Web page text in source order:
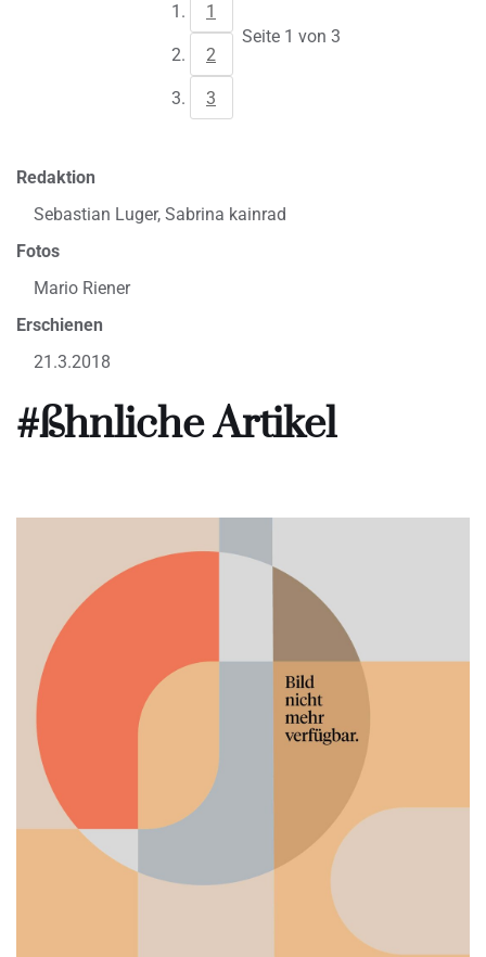
1
2
3
Seite 1 von 3
Redaktion
Sebastian Luger, Sabrina kainrad
Fotos
Mario Riener
Erschienen
21.3.2018
#ßhnliche Artikel